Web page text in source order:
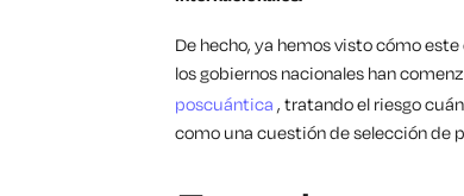
De hecho, ya hemos visto cómo
los gobiernos nacionales han
poscuántica , tratando el riesgo
como una cuestión de selección de